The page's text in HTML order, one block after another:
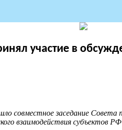
участие в
совместное заседание
взаимодействия субъектов